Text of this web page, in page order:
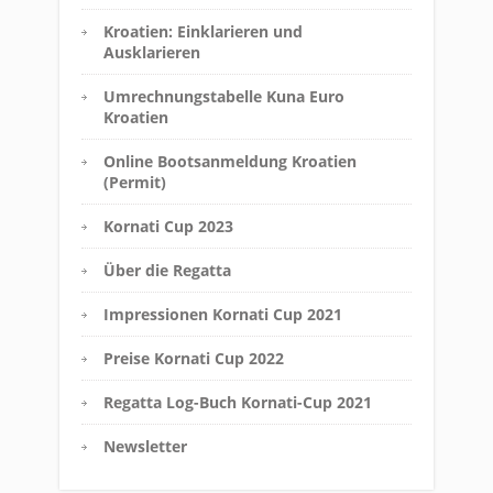
Kroatien: Einklarieren und
Ausklarieren
Umrechnungstabelle Kuna Euro
Kroatien
Online Bootsanmeldung Kroatien
(Permit)
Kornati Cup 2023
Über die Regatta
Impressionen Kornati Cup 2021
Preise Kornati Cup 2022
Regatta Log-Buch Kornati-Cup 2021
Newsletter